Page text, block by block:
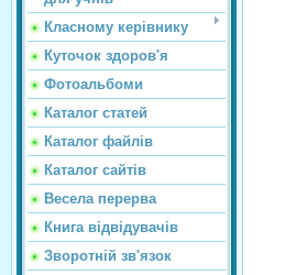
Класному керівнику
Куточок здоров'я
Фотоальбоми
Каталог статей
Каталог файлів
Каталог сайтiв
Весела перерва
Книга відвідувачів
Зворотній зв'язок